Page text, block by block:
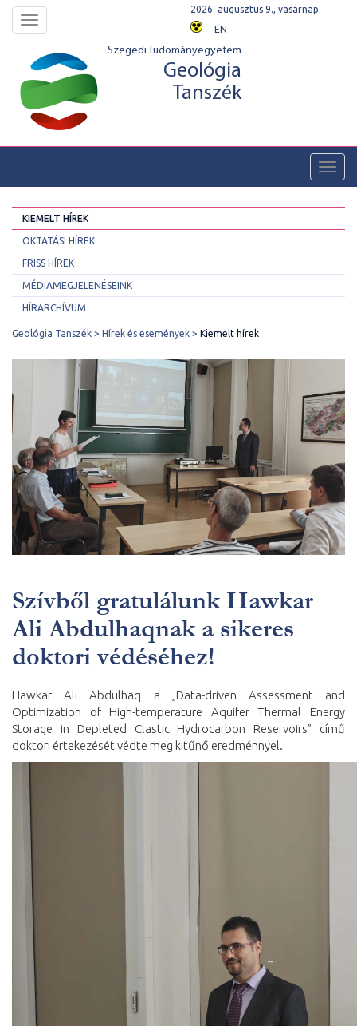
Toggle
navigation
2026. augusztus 9., vasárnap
EN
Szegedi Tudományegyetem
Geológia
Tanszék
KIEMELT HÍREK
OKTATÁSI HÍREK
FRISS HÍREK
MÉDIAMEGJELENÉSEINK
HÍRARCHÍVUM
Geológia Tanszék Hírek és események Kiemelt hírek
Szívből gratulálunk Hawkar
Ali Abdulhaqnak a sikeres
doktori védéséhez!
Hawkar Ali Abdulhaq a „Data-driven Assessment and
Optimization of High-temperature Aquifer Thermal Energy
Storage in Depleted Clastic Hydrocarbon Reservoirs” című
doktori értekezését védte meg kitűnő eredménnyel.